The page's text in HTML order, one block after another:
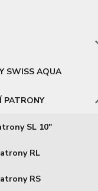
SWISS AQUA
PATRONY
SL 10"
RL
RS